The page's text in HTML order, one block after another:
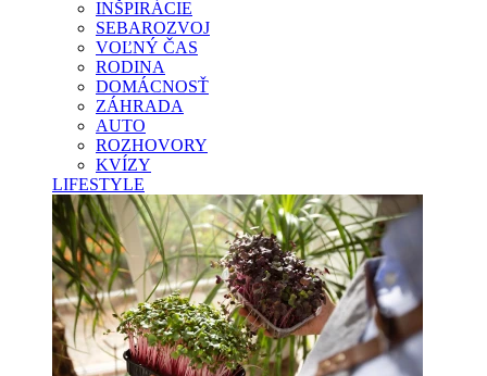
INŠPIRÁCIE
SEBAROZVOJ
VOĽNÝ ČAS
RODINA
DOMÁCNOSŤ
ZÁHRADA
AUTO
ROZHOVORY
KVÍZY
LIFESTYLE